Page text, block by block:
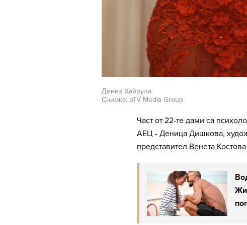
Дениз Хайрула
Снимка: bTV Media Group
Част от 22-те дами са
АЕЦ - Деница Дишкова,
представител Венета